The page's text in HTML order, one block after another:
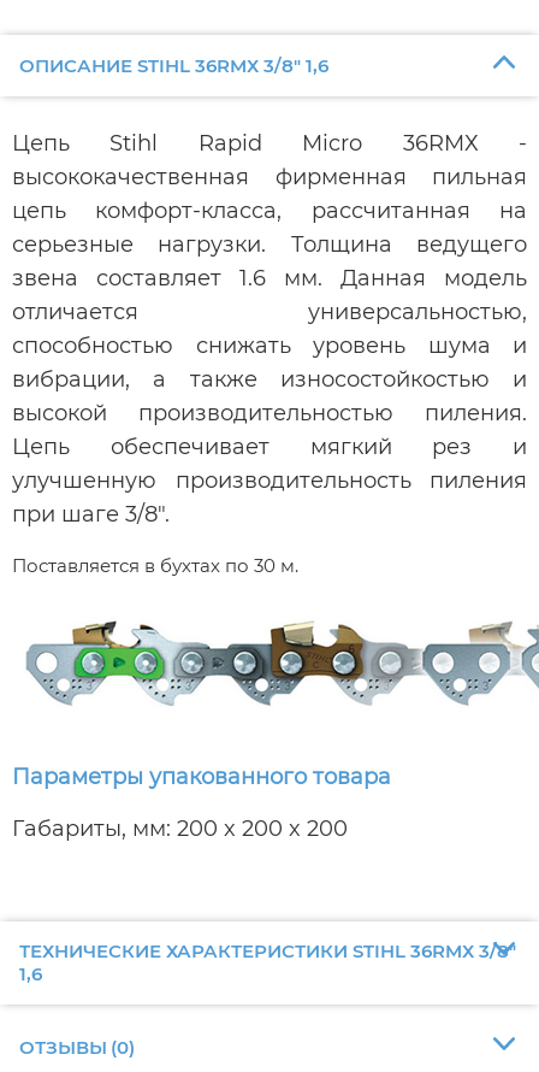
ОПИСАНИЕ STIHL 36RMХ 3/8" 1,6
Цепь Stihl Rapid Micro 36RMХ -
высококачественная фирменная пильная
цепь комфорт-класса, рассчитанная на
серьезные нагрузки. Толщина ведущего
звена составляет 1.6 мм. Данная модель
отличается универсальностью,
способностью снижать уровень шума и
вибрации, а также износостойкостью и
высокой производительностью пиления.
Цепь обеспечивает мягкий рез и
улучшенную производительность пиления
при шаге 3/8".
Поставляется в бухтах по 30 м.
Параметры упакованного товара
Габариты, мм: 200 x 200 x 200
ТЕХНИЧЕСКИЕ ХАРАКТЕРИСТИКИ STIHL 36RMХ 3/8"
1,6
ОТЗЫВЫ (0)